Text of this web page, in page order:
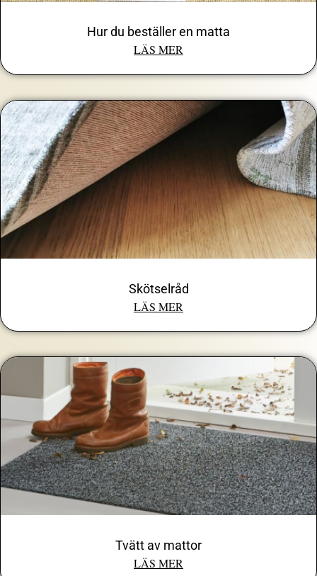
Hur du beställer en matta
LÄS MER
Skötselråd
LÄS MER
Tvätt av mattor
LÄS MER